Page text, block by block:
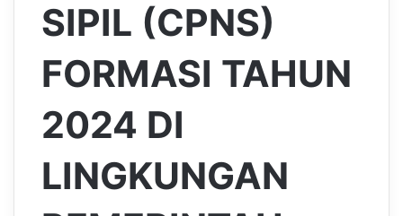
SIPIL (CPNS)
FORMASI TAHUN
2024 DI
LINGKUNGAN